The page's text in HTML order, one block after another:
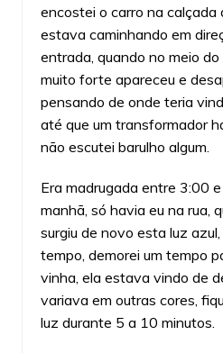
encostei o carro na calçada
estava caminhando em
entrada, quando no meio
muito forte apareceu e
pensando de onde teria
até que um transformador
não escutei barulho algum.
Era madrugada entre 3:00
manhã, só havia eu na rua,
surgiu de novo esta luz
tempo, demorei um tempo
vinha, ela estava vindo de
variava em outras cores,
luz durante 5 a 10 minutos.